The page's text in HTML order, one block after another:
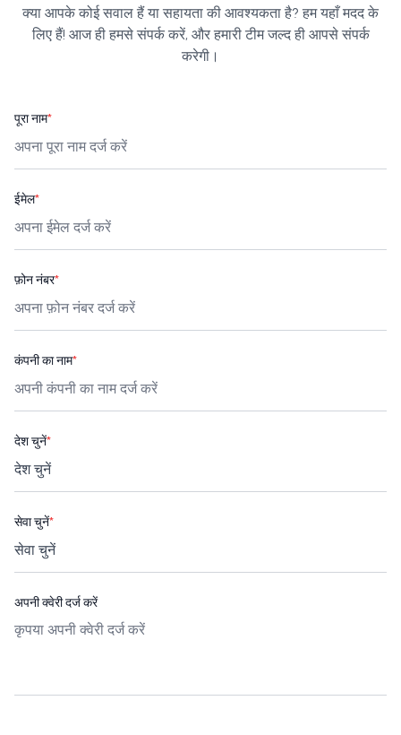
क्या आपके कोई सवाल हैं या सहायता की आवश्यकता है? हम यहाँ मदद के
लिए हैं! आज ही हमसे संपर्क करें, और हमारी टीम जल्द ही आपसे संपर्क
करेगी।
पूरा नाम*
ईमेल*
फ़ोन नंबर*
कंपनी का नाम*
देश चुनें*
सेवा चुनें*
अपनी क्वेरी दर्ज करें